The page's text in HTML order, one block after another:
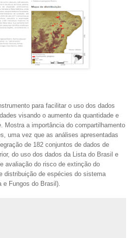
para facilitar o uso dos dados
visando o aumento da quantidade e
. Mostra a importância do compartilhamento
uma vez que as análises apresentadas
de 182 conjuntos de dados de
do uso dos dados da Lista do Brasil e
avaliação do risco de extinção do
distribuição de espécies do sistema
e Fungos do Brasil).